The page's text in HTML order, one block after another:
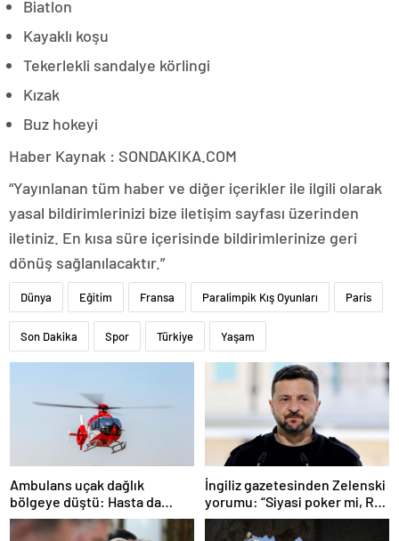
Biatlon
Kayaklı koşu
Tekerlekli sandalye körlingi
Kızak
Buz hokeyi
Haber Kaynak : SONDAKIKA.COM
“Yayınlanan tüm haber ve diğer içerikler ile ilgili olarak
yasal bildirimlerinizi bize iletişim sayfası üzerinden
iletiniz. En kısa süre içerisinde bildirimlerinize geri
dönüş sağlanılacaktır.”
Dünya Eğitim Fransa Paralimpik Kış Oyunları Paris
Son Dakika Spor Türkiye Yaşam
Ambulans uçak dağlık
bölgeye düştü: Hasta da
doktor da öldü
İngiliz gazetesinden Zelenski
yorumu: “Siyasi poker mi, Rus
ruleti mi?”